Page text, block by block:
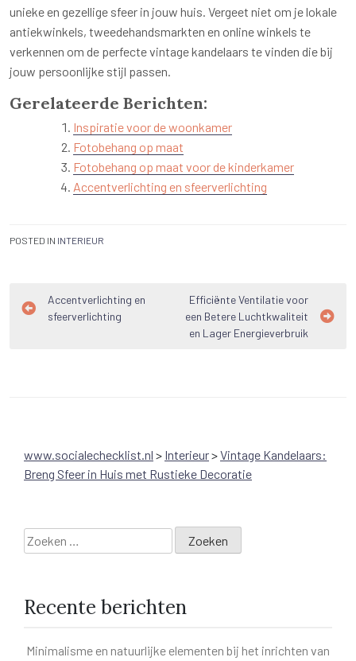
unieke en gezellige sfeer in jouw huis. Vergeet niet om je lokale
antiekwinkels, tweedehandsmarkten en online winkels te
verkennen om de perfecte vintage kandelaars te vinden die bij
jouw persoonlijke stijl passen.
Gerelateerde Berichten:
Inspiratie voor de woonkamer
Fotobehang op maat
Fotobehang op maat voor de kinderkamer
Accentverlichting en sfeerverlichting
POSTED IN INTERIEUR
Bericht
navigatie
Accentverlichting en
sfeerverlichting
Efficiënte Ventilatie voor
een Betere Luchtkwaliteit
en Lager Energieverbruik
www.socialechecklist.nl > Interieur>Vintage Kandelaars:
Breng Sfeer in Huis met Rustieke Decoratie
Zoeken
naar:
Recente berichten
Minimalisme en natuurlijke elementen bij het inrichten van